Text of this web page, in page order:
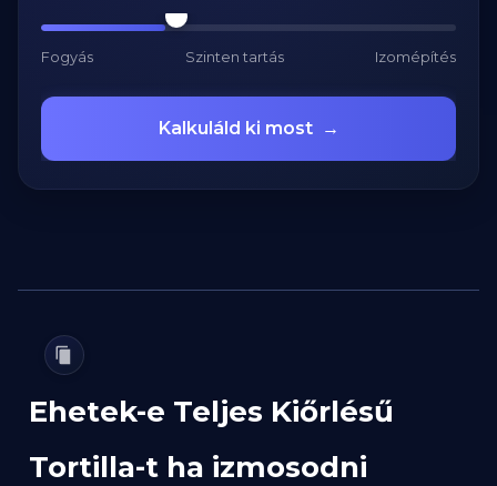
Fogyás Szinten tartás Izomépítés
Kalkuláld ki most →
Ehetek-e Teljes Kiőrlésű
Tortilla-t ha izmosodni